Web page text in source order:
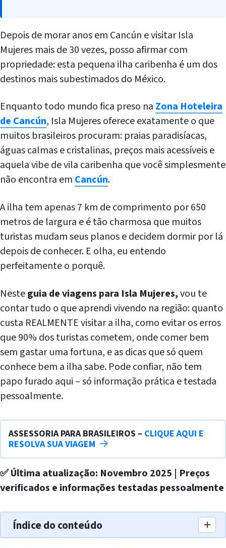
Depois de morar anos em Cancún e visitar Isla
Mujeres mais de 30 vezes, posso afirmar com
propriedade: esta pequena ilha caribenha é um dos
destinos mais subestimados do México.
Enquanto todo mundo fica preso na Zona Hoteleira
de Cancún, Isla Mujeres oferece exatamente o que
muitos brasileiros procuram: praias paradisíacas,
águas calmas e cristalinas, preços mais acessíveis e
aquela vibe de vila caribenha que você simplesmente
não encontra em Cancún.
A ilha tem apenas 7 km de comprimento por 650
metros de largura e é tão charmosa que muitos
turistas mudam seus planos e decidem dormir por lá
depois de conhecer. E olha, eu entendo
perfeitamente o porquê.
Nesteguia de viagens para Isla Mujeres,vou te
contar tudo o que aprendi vivendo na região: quanto
custa REALMENTE visitar a ilha, como evitar os erros
que 90% dos turistas cometem, onde comer bem
sem gastar uma fortuna, e as dicas que só quem
conhece bem a ilha sabe. Pode confiar, não tem
papo furado aqui – só informação prática e testada
pessoalmente.
ASSESSORIA PARA BRASILEIROS – CLIQUE AQUI E
RESOLVA SUA VIAGEM
✅ Última atualização: Novembro 2025 | Preços
verificados e informações testadas pessoalmente
Índice do conteúdo